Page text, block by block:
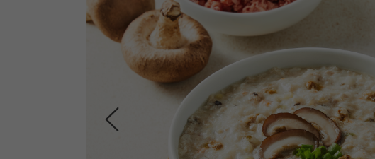
정
보